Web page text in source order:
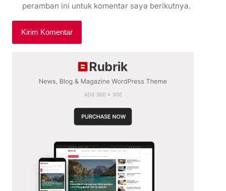
peramban ini untuk komentar saya berikutnya.